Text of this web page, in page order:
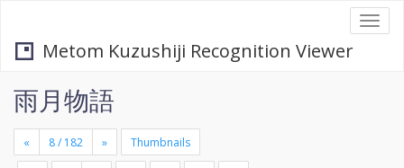
Metom Kuzushiji Recognition Viewer
雨月物語
« » Thumbnails